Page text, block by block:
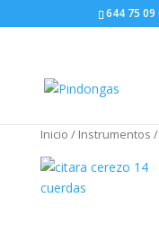
644 75 09
Inicio / Instrumentos